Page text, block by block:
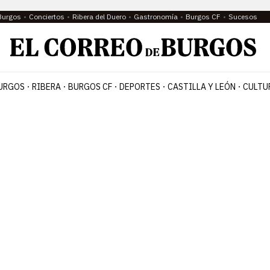
Conciertos Ribera del Duero Gastronomía Burgos CF Sucesos
RIBERA BURGOS CF DEPORTES CASTILLA Y LEÓN